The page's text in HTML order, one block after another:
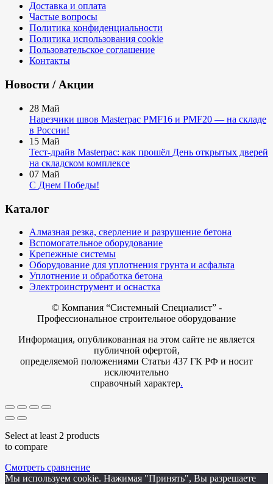
Доставка и оплата
Частые вопросы
Политика конфиденциальности
Политика использования cookie
Пользовательское соглашение
Контакты
Новости / Акции
28 Май
Нарезчики швов Masterpac PMF16 и PMF20 — на складе
в России!
15 Май
Тест-драйв Masterpac: как прошёл День открытых дверей
на складском комплексе
07 Май
С Днем Победы!
Каталог
Алмазная резка, сверление и разрушение бетона
Вспомогательное оборудование
Крепежные системы
Оборудование для уплотнения грунта и асфальта
Уплотнение и обработка бетона
Электроинструмент и оснастка
© Компания “Системный Специалист” -
Профессиональное строительное оборудование
Информация, опубликованная на этом сайте не является
публичной офертой,
определяемой положениями Статьи 437 ГК РФ и носит
исключительно
справочный характер.
Select at least 2 products
to compare
Смотреть сравнение
Мы используем cookie. Нажимая "Принять", Вы разрешаете